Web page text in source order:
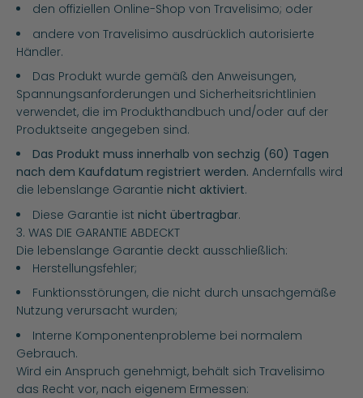
den offiziellen Online-Shop von Travelisimo; oder
andere von Travelisimo ausdrücklich autorisierte
Händler.
Das Produkt wurde gemäß den Anweisungen,
Spannungsanforderungen und Sicherheitsrichtlinien
verwendet, die im Produkthandbuch und/oder auf der
Produktseite angegeben sind.
Das Produkt muss innerhalb von sechzig (60) Tagen
nach dem Kaufdatum registriert werden. Andernfalls wird
die lebenslange Garantie nicht aktiviert.
Diese Garantie ist nicht übertragbar.
3. WAS DIE GARANTIE ABDECKT
Die lebenslange Garantie deckt ausschließlich:
Herstellungsfehler;
Funktionsstörungen, die nicht durch unsachgemäße
Nutzung verursacht wurden;
Interne Komponentenprobleme bei normalem
Gebrauch.
Wird ein Anspruch genehmigt, behält sich Travelisimo
das Recht vor, nach eigenem Ermessen: